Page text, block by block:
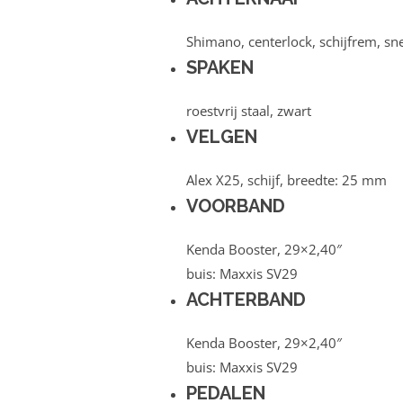
Shimano, centerlock, schijfrem,
SPAKEN
roestvrij staal, zwart
VELGEN
Alex X25, schijf, breedte: 25 mm
VOORBAND
Kenda Booster, 29×2,40″
buis: Maxxis SV29
ACHTERBAND
Kenda Booster, 29×2,40″
buis: Maxxis SV29
PEDALEN